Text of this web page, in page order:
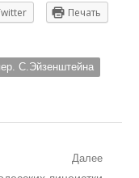
Печать
С.Эйзенштейна
Далее